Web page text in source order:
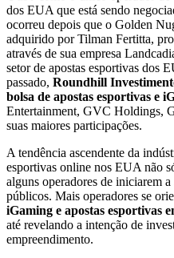
dos EUA que está sendo
ocorreu depois que o Golden
adquirido por Tilman Fertitta,
através de sua empresa
setor de apostas esportivas dos
passado, Roundhill
bolsa de apostas esportivas e
Entertainment, GVC Holdings,
suas maiores participações.
A tendência ascendente da
esportivas online nos EUA não
alguns operadores de iniciarem
públicos. Mais operadores se
iGaming e apostas esportivas
até revelando a intenção de
empreendimento.